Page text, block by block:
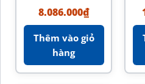
hiệu quả
8.086.000₫
Thêm vào giỏ
hàng